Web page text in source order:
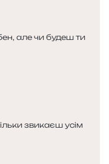
але чи будеш ти
звикаєш усім